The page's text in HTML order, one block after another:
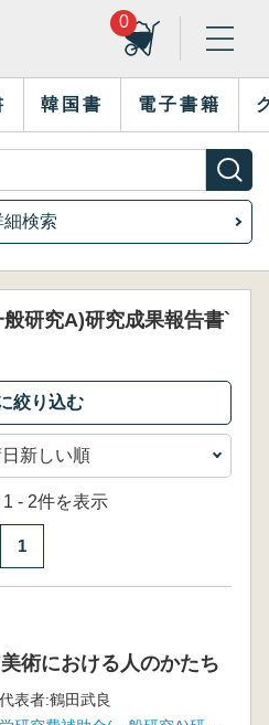
0
韓国書 電子書籍
細検索
研究A)研究成果報告書`
- 2件を表示
1
術における人のかたち
表者:鶴田武良